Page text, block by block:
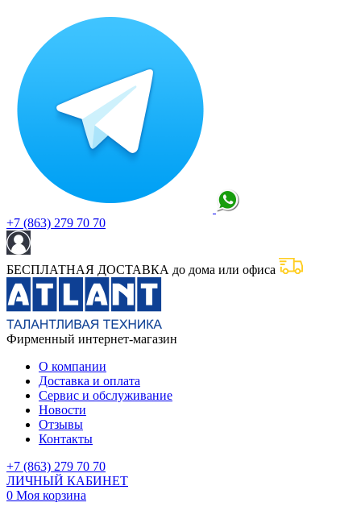
+7 (863) 279 70 70
БЕСПЛАТНАЯ ДОСТАВКА до дома или офиса
Фирменный интернет-магазин
О компании
Доставка и оплата
Сервис и обслуживание
Новости
Отзывы
Контакты
+7 (863) 279 70 70
ЛИЧНЫЙ КАБИНЕТ
0 Моя корзина